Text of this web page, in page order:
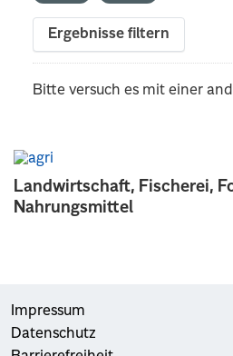
Landwirtschaft, Fischerei,
Nahrungsmittel
Ergebnisse filtern
Bitte versuch es mit einer
Impressum
Datenschutz